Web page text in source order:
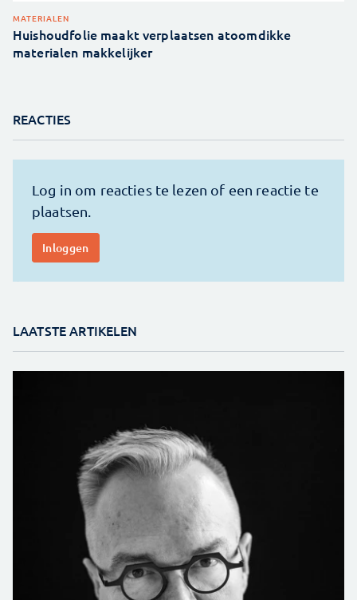
MATERIALEN
Huishoudfolie maakt verplaatsen atoomdikke
materialen makkelijker
REACTIES
LAATSTE ARTIKELEN